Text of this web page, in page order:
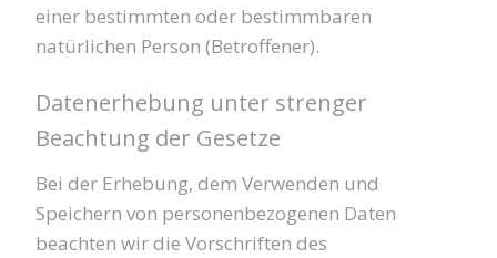
einer bestimmten oder bestimmbaren
natürlichen Person (Betroffener).
Datenerhebung unter strenger
Beachtung der Gesetze
Bei der Erhebung, dem Verwenden und
Speichern von personenbezogenen Daten
beachten wir die Vorschriften des